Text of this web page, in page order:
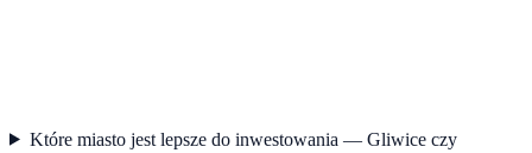
Które miasto jest lepsze do inwestowania — Gliwice czy